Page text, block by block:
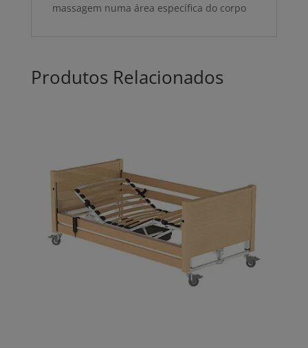
massagem numa área específica do corpo
Produtos Relacionados